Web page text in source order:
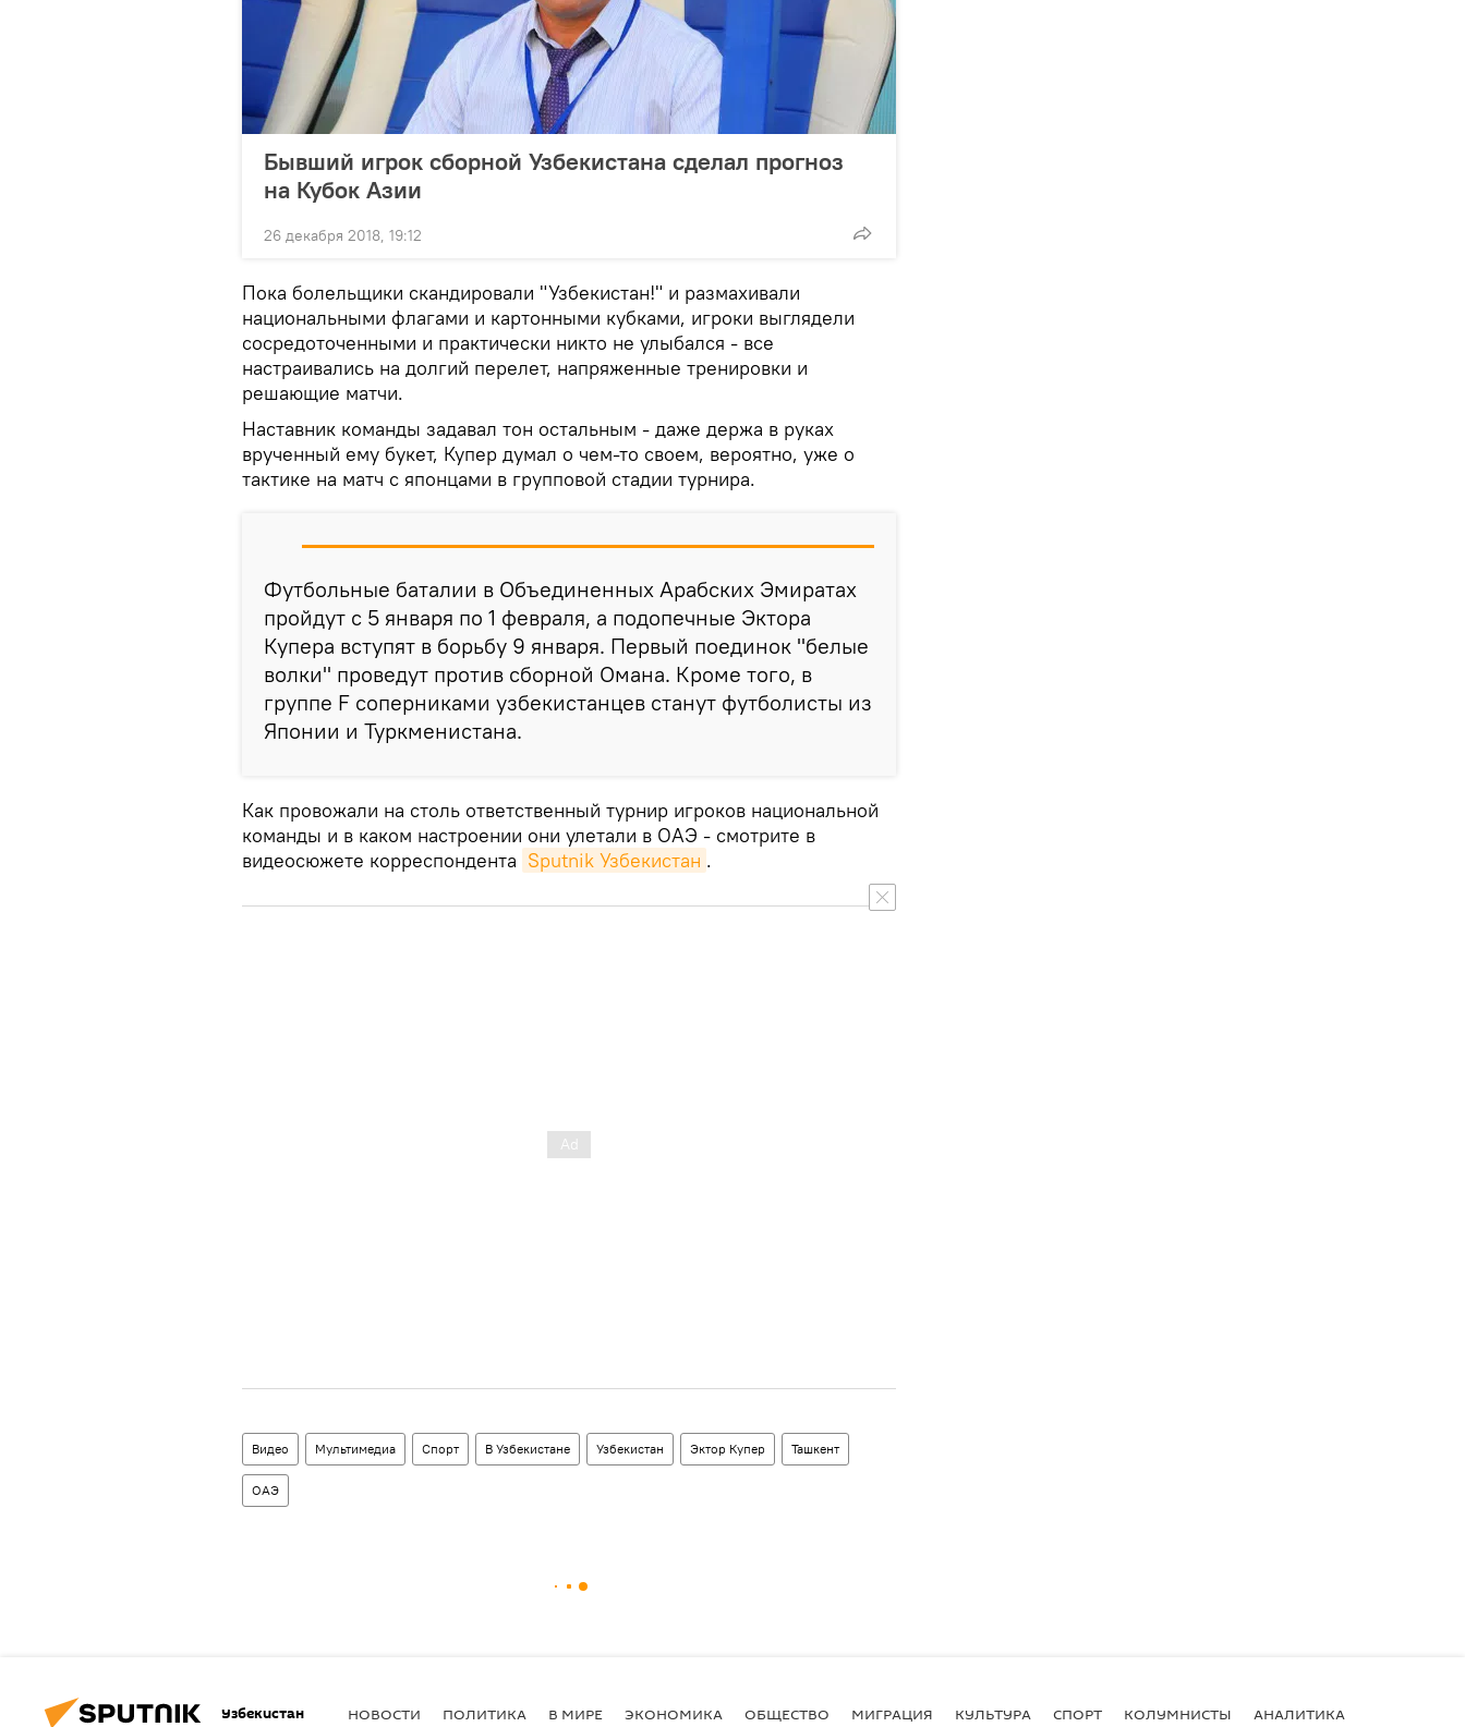
Бывший игрок сборной Узбекистана сделал прогноз
на Кубок Азии
26 декабря 2018, 19:12
Пока болельщики скандировали "Узбекистан!" и размахивали
национальными флагами и картонными кубками, игроки выглядели
сосредоточенными и практически никто не улыбался - все
настраивались на долгий перелет, напряженные тренировки и
решающие матчи.
Наставник команды задавал тон остальным - даже держа в руках
врученный ему букет, Купер думал о чем-то своем, вероятно, уже о
тактике на матч с японцами в групповой стадии турнира.
Футбольные баталии в Объединенных Арабских Эмиратах
пройдут с 5 января по 1 февраля, а подопечные Эктора
Купера вступят в борьбу 9 января. Первый поединок "белые
волки" проведут против сборной Омана. Кроме того, в
группе F соперниками узбекистанцев станут футболисты из
Японии и Туркменистана.
Как провожали на столь ответственный турнир игроков национальной
команды и в каком настроении они улетали в ОАЭ - смотрите в
видеосюжете корреспондента Sputnik Узбекистан .
Видео Мультимедиа Спорт В Узбекистане Узбекистан Эктор Купер Ташкент
ОАЭ
Узбекистан НОВОСТИ ПОЛИТИКА В МИРЕ ЭКОНОМИКА ОБЩЕСТВО МИГРАЦИЯ КУЛЬТУРА СПОРТ КОЛУМНИСТЫ АНАЛИТИКА